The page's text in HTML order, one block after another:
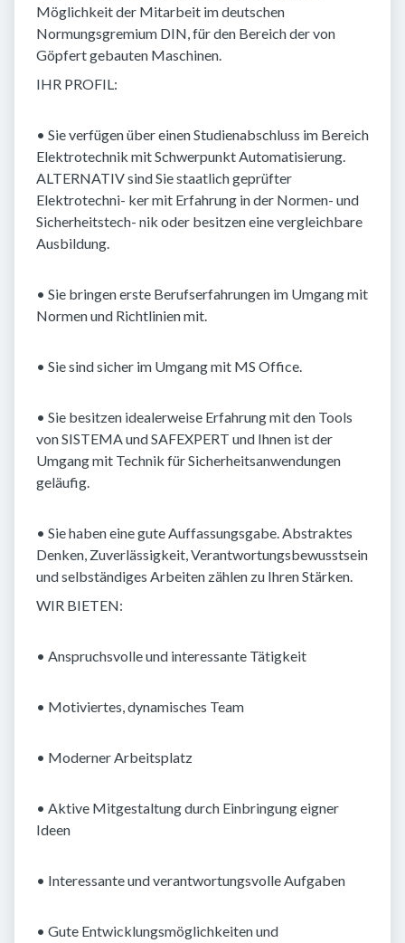
Möglichkeit der Mitarbeit im deutschen
Normungsgremium DIN, für den Bereich der von
Göpfert gebauten Maschinen.
IHR PROFIL:
• Sie verfügen über einen Studienabschluss im Bereich
Elektrotechnik mit Schwerpunkt Automatisierung.
ALTERNATIV sind Sie staatlich geprüfter
Elektrotechni- ker mit Erfahrung in der Normen- und
Sicherheitstech- nik oder besitzen eine vergleichbare
Ausbildung.
• Sie bringen erste Berufserfahrungen im Umgang mit
Normen und Richtlinien mit.
• Sie sind sicher im Umgang mit MS Office.
• Sie besitzen idealerweise Erfahrung mit den Tools
von SISTEMA und SAFEXPERT und Ihnen ist der
Umgang mit Technik für Sicherheitsanwendungen
geläufig.
• Sie haben eine gute Auffassungsgabe. Abstraktes
Denken, Zuverlässigkeit, Verantwortungsbewusstsein
und selbständiges Arbeiten zählen zu Ihren Stärken.
WIR BIETEN:
• Anspruchsvolle und interessante Tätigkeit
• Motiviertes, dynamisches Team
• Moderner Arbeitsplatz
• Aktive Mitgestaltung durch Einbringung eigner
Ideen
• Interessante und verantwortungsvolle Aufgaben
• Gute Entwicklungsmöglichkeiten und